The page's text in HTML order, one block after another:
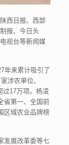
西日报、西部
报、今日头
视台等新闻媒
年来累计吸引了
涉农单位、
过17万项。杨凌
省第一、全国前
区域农业品牌榜
发展改革委等七